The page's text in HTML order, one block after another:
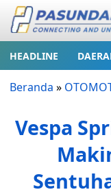
HEADLINE
Beranda »
Vespa